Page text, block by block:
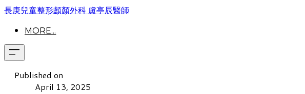
長庚兒童整形顱顏外科 盧亭辰醫師
MORE...
Published on
April 13, 2025